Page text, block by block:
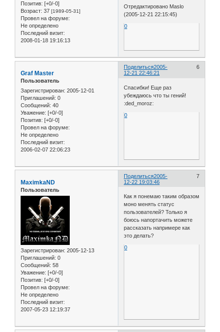
Позитив: [+0/-0]
Возраст: 37 [1989-05-31]
Провел на форуме:
Не определено
Последний визит:
2008-01-18 19:16:13
Отредактировано Maslo
(2005-12-21 22:15:45)
0
Поделиться 6
2005-
12-21 22:46:21
Graf Master
Пользователь
Зарегистрирован: 2005-12-01
Приглашений: 0
Сообщений: 40
Уважение: [+0/-0]
Позитив: [+0/-0]
Провел на форуме:
Не определено
Последний визит:
2006-02-07 22:06:23
Спасибки! Еще раз
убеждаюсь что ты гений!
:ded_moroz:
0
Поделиться 7
2005-
12-22 19:03:46
MaximkaND
Пользователь
Зарегистрирован: 2005-12-13
Приглашений: 0
Сообщений: 58
Уважение: [+0/-0]
Позитив: [+0/-0]
Провел на форуме:
Не определено
Последний визит:
2007-05-23 12:19:37
Как я понемаю таким образом
моно менять статус
пользователей? Только я
боюсь напортачить можете
рассказать напримере как
это делать?
0